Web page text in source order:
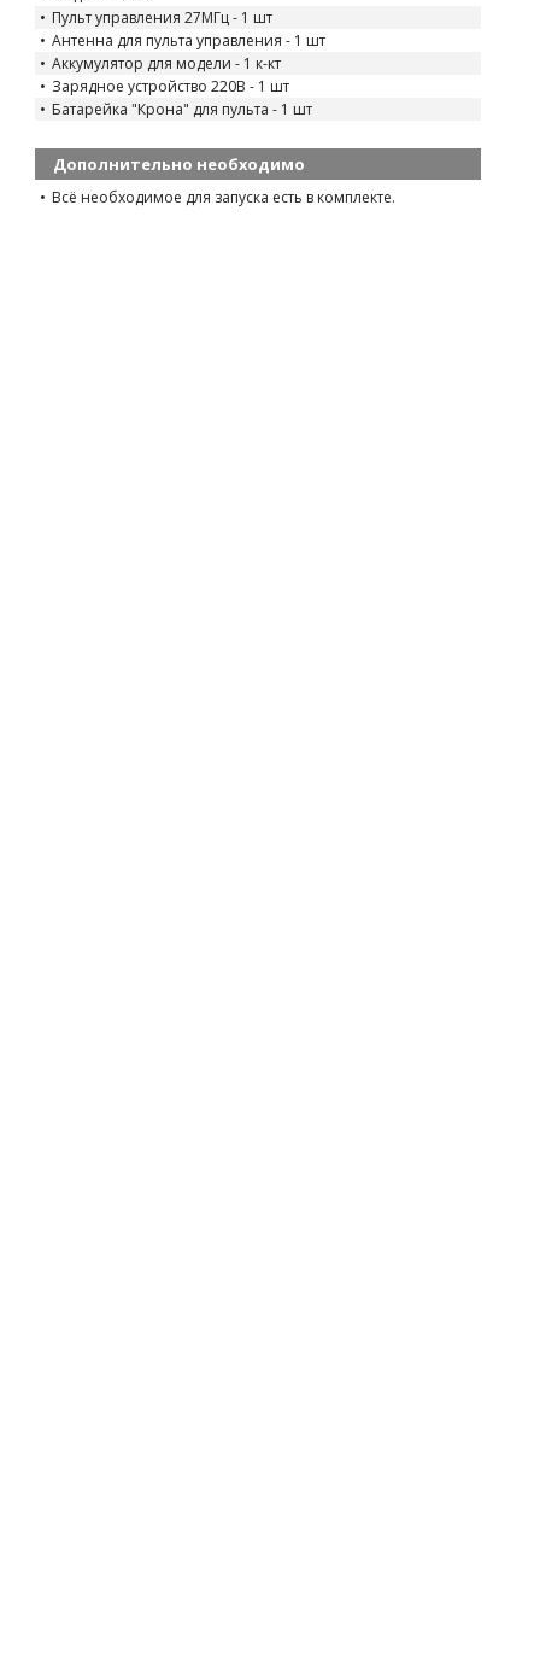
Пульт управления 27МГц - 1 шт
Антенна для пульта управления - 1 шт
Аккумулятор для модели - 1 к-кт
Зарядное устройство 220В - 1 шт
Батарейка "Крона" для пульта - 1 шт
Дополнительно необходимо
Всё необходимое для запуска есть в комплекте.